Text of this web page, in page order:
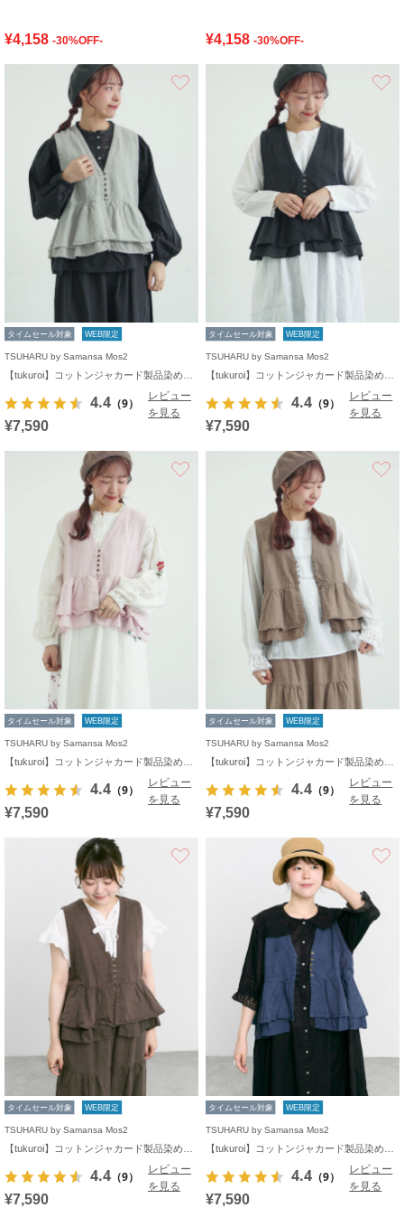
¥4,158 -30%OFF- ¥4,158 -30%OFF-
タイムセール対象 WEB限定
TSUHARU by Samansa Mos2
4.4 （9）
レビュー
を見る
¥7,590
タイムセール対象 WEB限定
TSUHARU by Samansa Mos2
4.4 （9）
レビュー
を見る
¥7,590
タイムセール対象 WEB限定
TSUHARU by Samansa Mos2
4.4 （9）
レビュー
を見る
¥7,590
タイムセール対象 WEB限定
TSUHARU by Samansa Mos2
4.4 （9）
レビュー
を見る
¥7,590
タイムセール対象 WEB限定
TSUHARU by Samansa Mos2
4.4 （9）
レビュー
を見る
¥7,590
タイムセール対象 WEB限定
TSUHARU by Samansa Mos2
4.4 （9）
レビュー
を見る
¥7,590